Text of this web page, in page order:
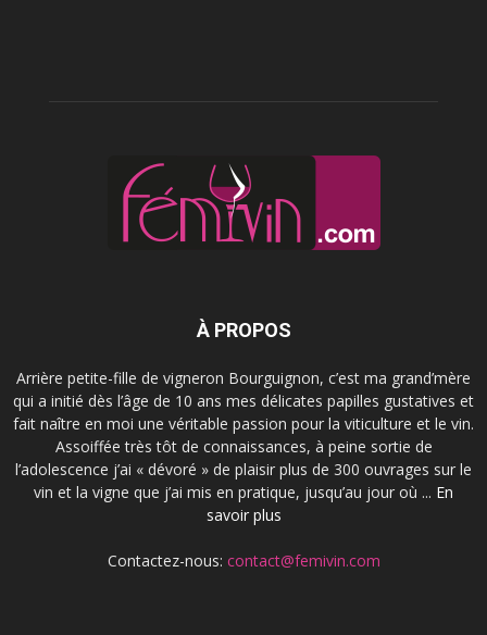
À PROPOS
Arrière petite-fille de vigneron Bourguignon, c’est ma grand’mère
qui a initié dès l’âge de 10 ans mes délicates papilles gustatives et
fait naître en moi une véritable passion pour la viticulture et le vin.
Assoiffée très tôt de connaissances, à peine sortie de
l’adolescence j’ai « dévoré » de plaisir plus de 300 ouvrages sur le
vin et la vigne que j’ai mis en pratique, jusqu’au jour où ... En
savoir plus
Contactez-nous: contact@femivin.com